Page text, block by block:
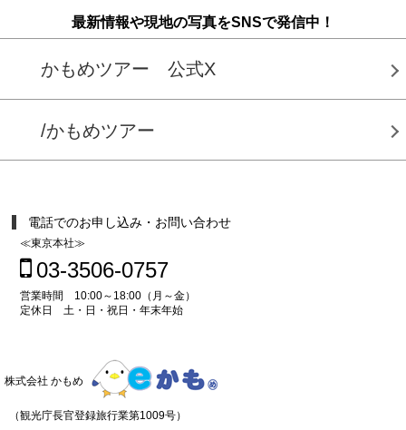
最新情報や現地の写真をSNSで発信中！
かもめツアー 公式X
/かもめツアー
電話でのお申し込み・お問い合わせ
≪東京本社≫
03-3506-0757
営業時間 10:00～18:00（月～金）
定休日 土・日・祝日・年末年始
株式会社 かもめ
（観光庁長官登録旅行業第1009号）